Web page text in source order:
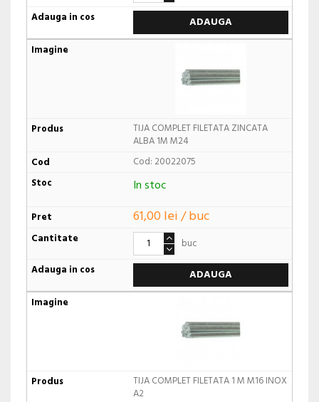
ADAUGA
TIJA COMPLET FILETATA ZINCATA
ALBA 1M M24
Cod: 20022075
In stoc
61,00 lei / buc
buc
ADAUGA
TIJA COMPLET FILETATA 1 M M16 INOX
A2